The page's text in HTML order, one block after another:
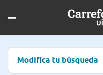
Modifica tu búsqueda